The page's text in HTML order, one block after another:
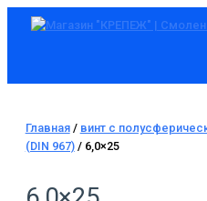
Перейти Главное
Главная/ винт с
(DIN 967)/ 6,0×25
Количество
товара